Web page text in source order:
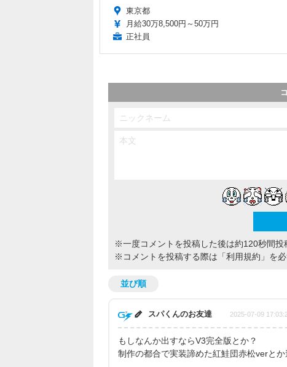
東京都
月給30万8,500円～50万円
正社員
※一度コメントを投稿した後は約120秒間投
※コメントを投稿する際は 「利用規約」 を
並び順
スパくんのお友達 2025-07-09
もしなんか出すならV3完全版とか？
制作の都合で実装諦めた紅鮭団赤松verと